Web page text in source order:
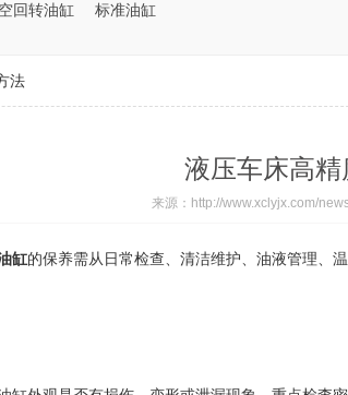
回转油缸 标准油缸
法
液压车床高
来源：http://www.xclyjx.com/
缸的保养需从日常检查、清洁维护、油液管理、